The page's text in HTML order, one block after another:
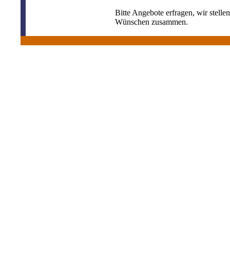
Bitte Angebote erfragen, wir
Wünschen zusammen.